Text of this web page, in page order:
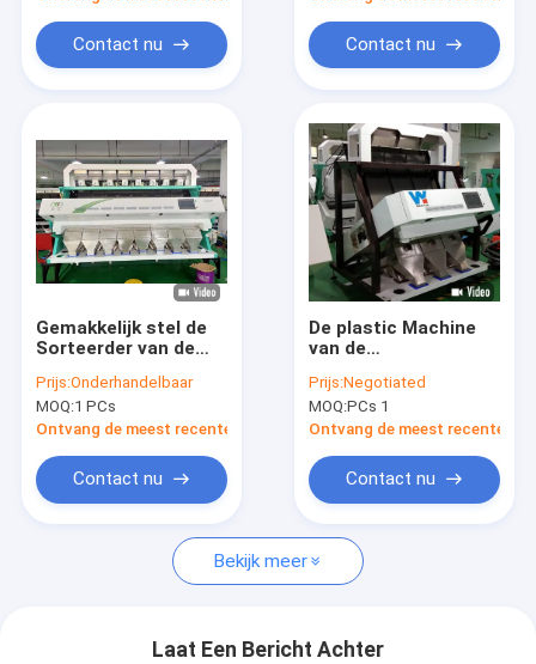
Producten
Videos
VR-show
Kwaliteitscontrole
Contacteer ons
Verzoek om een Citaat
Contact nu Contact nu
Gemakkelijk stel de
Sorteerder van de
Sorteerder van de
Sesamkleur met RGB
camera in werking
Prijs:Onderhandelbaar
MOQ:1 PCs
Ontvang de meest recente Prijs
Contact nu
De plastic Machine
van de
met Vervangstukken
Prijs:Negotiated
MOQ:PCs 1
Ontvang de meest recente
Contact nu
Bekijk meer
Laat Een Bericht Achter